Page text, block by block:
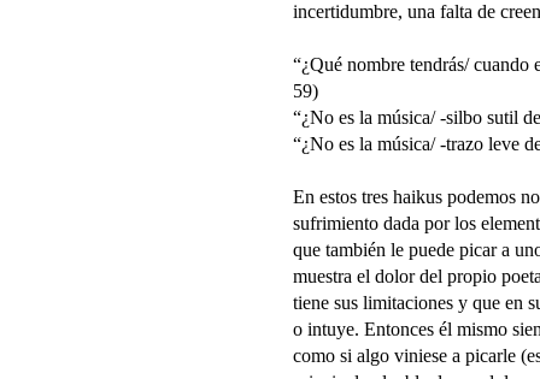
incertidumbre, una falta de
“¿Qué nombre tendrás/ cuando
59)
“¿No es la música/ -silbo sutil
“¿No es la música/ -trazo leve
En estos tres haikus podemos
sufrimiento dada por los
que también le puede picar a
muestra el dolor del propio
tiene sus limitaciones y que en
o intuye. Entonces él mismo
como si algo viniese a picarle